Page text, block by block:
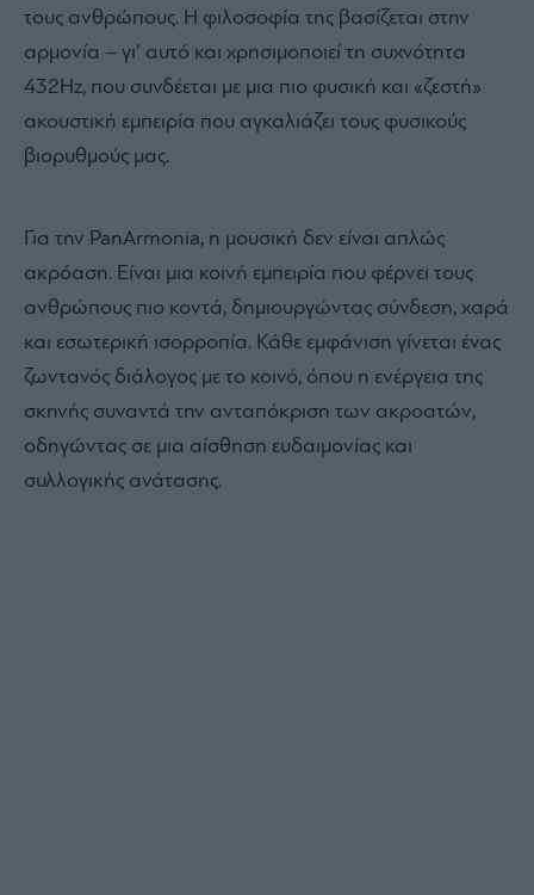
τους ανθρώπους. Η φιλοσοφία της βασίζεται στην
αρμονία – γι’ αυτό και χρησιμοποιεί τη συχνότητα
432Hz, που συνδέεται με μια πιο φυσική και «ζεστή»
ακουστική εμπειρία που αγκαλιάζει τους φυσικούς
βιορυθμούς μας.
Για την PanArmonia, η μουσική δεν είναι απλώς
ακρόαση. Είναι μια κοινή εμπειρία που φέρνει τους
ανθρώπους πιο κοντά, δημιουργώντας σύνδεση, χαρά
και εσωτερική ισορροπία. Κάθε εμφάνιση γίνεται ένας
ζωντανός διάλογος με το κοινό, όπου η ενέργεια της
σκηνής συναντά την ανταπόκριση των ακροατών,
οδηγώντας σε μια αίσθηση ευδαιμονίας και
συλλογικής ανάτασης.